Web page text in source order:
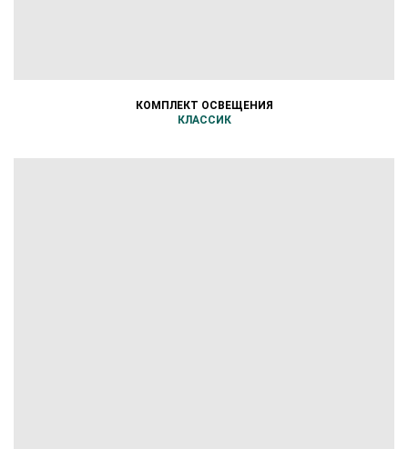
КОМПЛЕКТ ОСВЕЩЕНИЯ
КЛАССИК